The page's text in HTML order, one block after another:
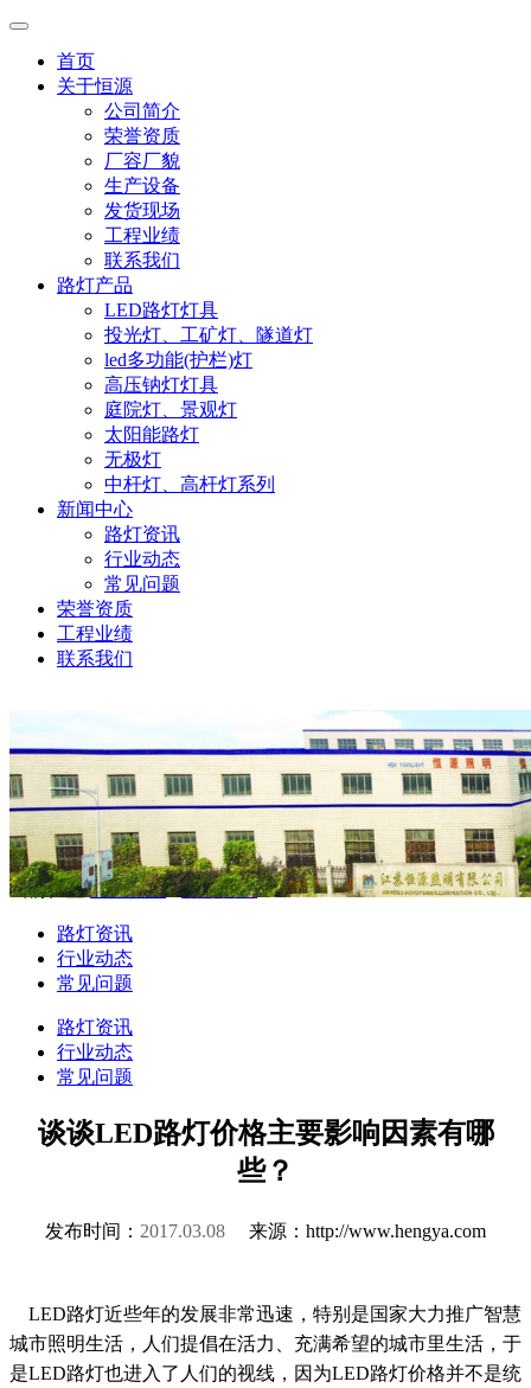
首页
关于恒源
公司简介
荣誉资质
厂容厂貌
生产设备
发货现场
工程业绩
联系我们
路灯产品
LED路灯灯具
投光灯、工矿灯、隧道灯
led多功能(护栏)灯
高压钠灯灯具
庭院灯、景观灯
太阳能路灯
无极灯
中杆灯、高杆灯系列
新闻中心
路灯资讯
行业动态
常见问题
荣誉资质
工程业绩
联系我们
当前位置:公司新闻-路灯资讯
路灯资讯
行业动态
常见问题
路灯资讯
行业动态
常见问题
谈谈LED路灯价格主要影响因素有哪
些？
发布时间： 2017.03.08 来源：http://www.hengya.com
LED路灯近些年的发展非常迅速，特别是国家大力推广智慧
城市照明生活，人们提倡在活力、充满希望的城市里生活，于
是LED路灯也进入了人们的视线，因为LED路灯价格并不是统